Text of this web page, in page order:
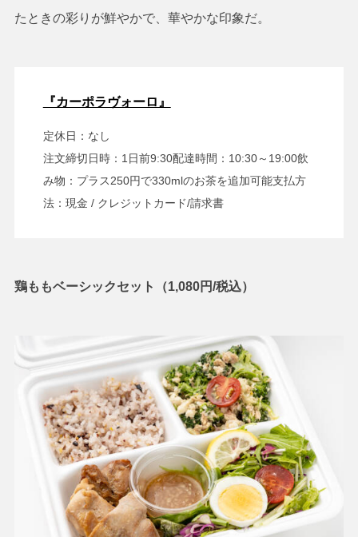
たときの彩りが鮮やかで、華やかな印象だ。
『カーポラヴォーロ』
定休日：なし
注文締切日時：1日前9:30配達時間：10:30～19:00飲
み物：プラス250円で330mlのお茶を追加可能支払方
法：現金 / クレジットカード/請求書
鶏ももベーシックセット（1,080円/税込）